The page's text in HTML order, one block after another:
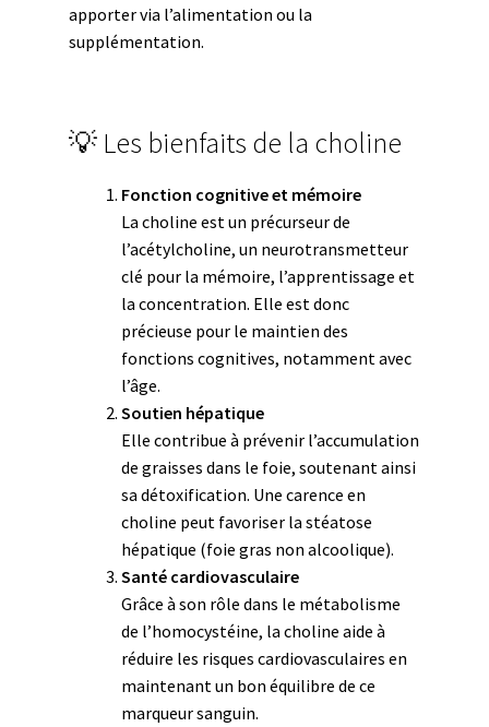
apporter via l’alimentation ou la
supplémentation.
💡 Les bienfaits de la choline
Fonction cognitive et mémoire
La choline est un précurseur de
l’acétylcholine, un neurotransmetteur
clé pour la mémoire, l’apprentissage et
la concentration. Elle est donc
précieuse pour le maintien des
fonctions cognitives, notamment avec
l’âge.
Soutien hépatique
Elle contribue à prévenir l’accumulation
de graisses dans le foie, soutenant ainsi
sa détoxification. Une carence en
choline peut favoriser la stéatose
hépatique (foie gras non alcoolique).
Santé cardiovasculaire
Grâce à son rôle dans le métabolisme
de l’homocystéine, la choline aide à
réduire les risques cardiovasculaires en
maintenant un bon équilibre de ce
marqueur sanguin.